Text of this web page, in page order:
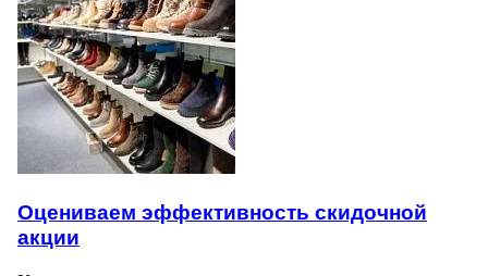
Оцениваем эффективность скидочной
акции